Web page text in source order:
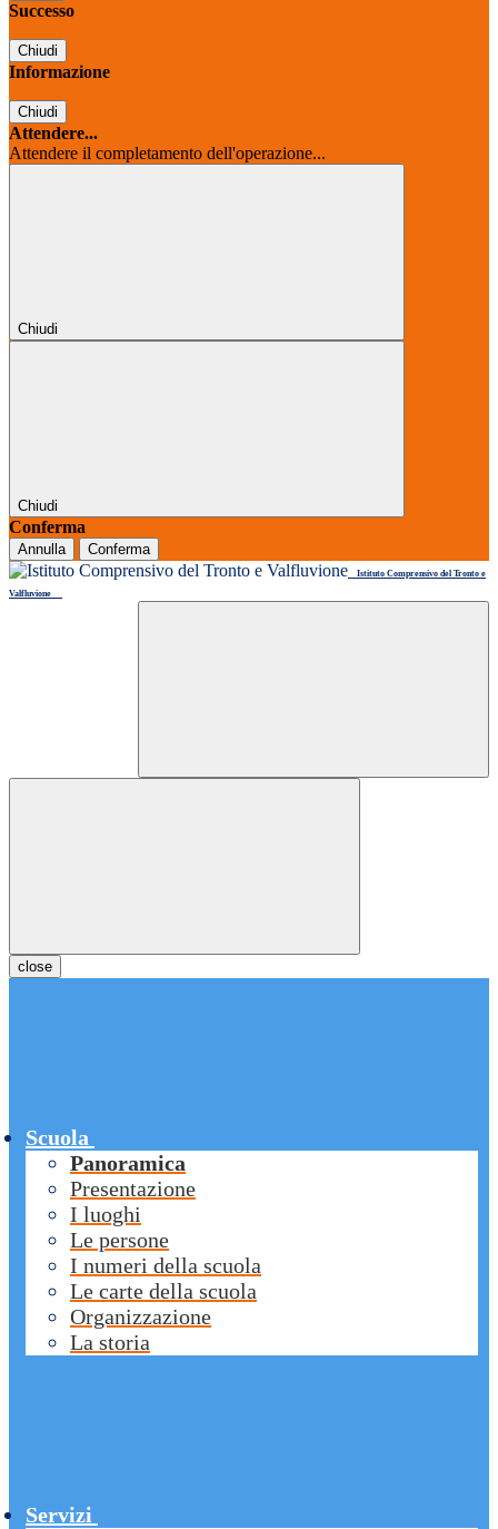
Successo
Chiudi
Informazione
Chiudi
Attendere...
Attendere il completamento dell'operazione...
Chiudi
Chiudi
Conferma
Annulla Conferma
Istituto Comprensivo del Tronto e
Valfluvione
close
Scuola
Panoramica
Presentazione
I luoghi
Le persone
I numeri della scuola
Le carte della scuola
Organizzazione
La storia
Servizi